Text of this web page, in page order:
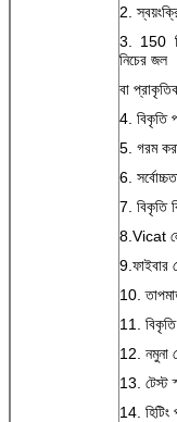
2.
3. 150
নিচের জল
বা
4. বিকৃতি
5. গরম
6.
7. বিকৃতি
8.Vicat
10.
11.
12. নমুনা
13. টেস্ট
14.